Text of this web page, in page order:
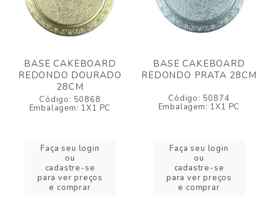
BASE CAKEBOARD
REDONDO DOURADO
28CM
Código: 50868
Embalagem: 1X1 PC
Faça seu login
ou
cadastre-se
para ver preços
e comprar
BASE CAKEBOARD
REDONDO PRATA 28CM
Código: 50874
Embalagem: 1X1 PC
Faça seu login
ou
cadastre-se
para ver preços
e comprar